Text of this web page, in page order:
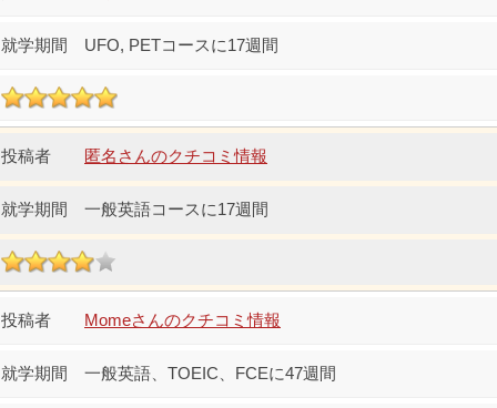
UFO, PETコースに17週間
匿名さんのクチコミ情報
一般英語コースに17週間
Momeさんのクチコミ情報
一般英語、TOEIC、FCEに47週間